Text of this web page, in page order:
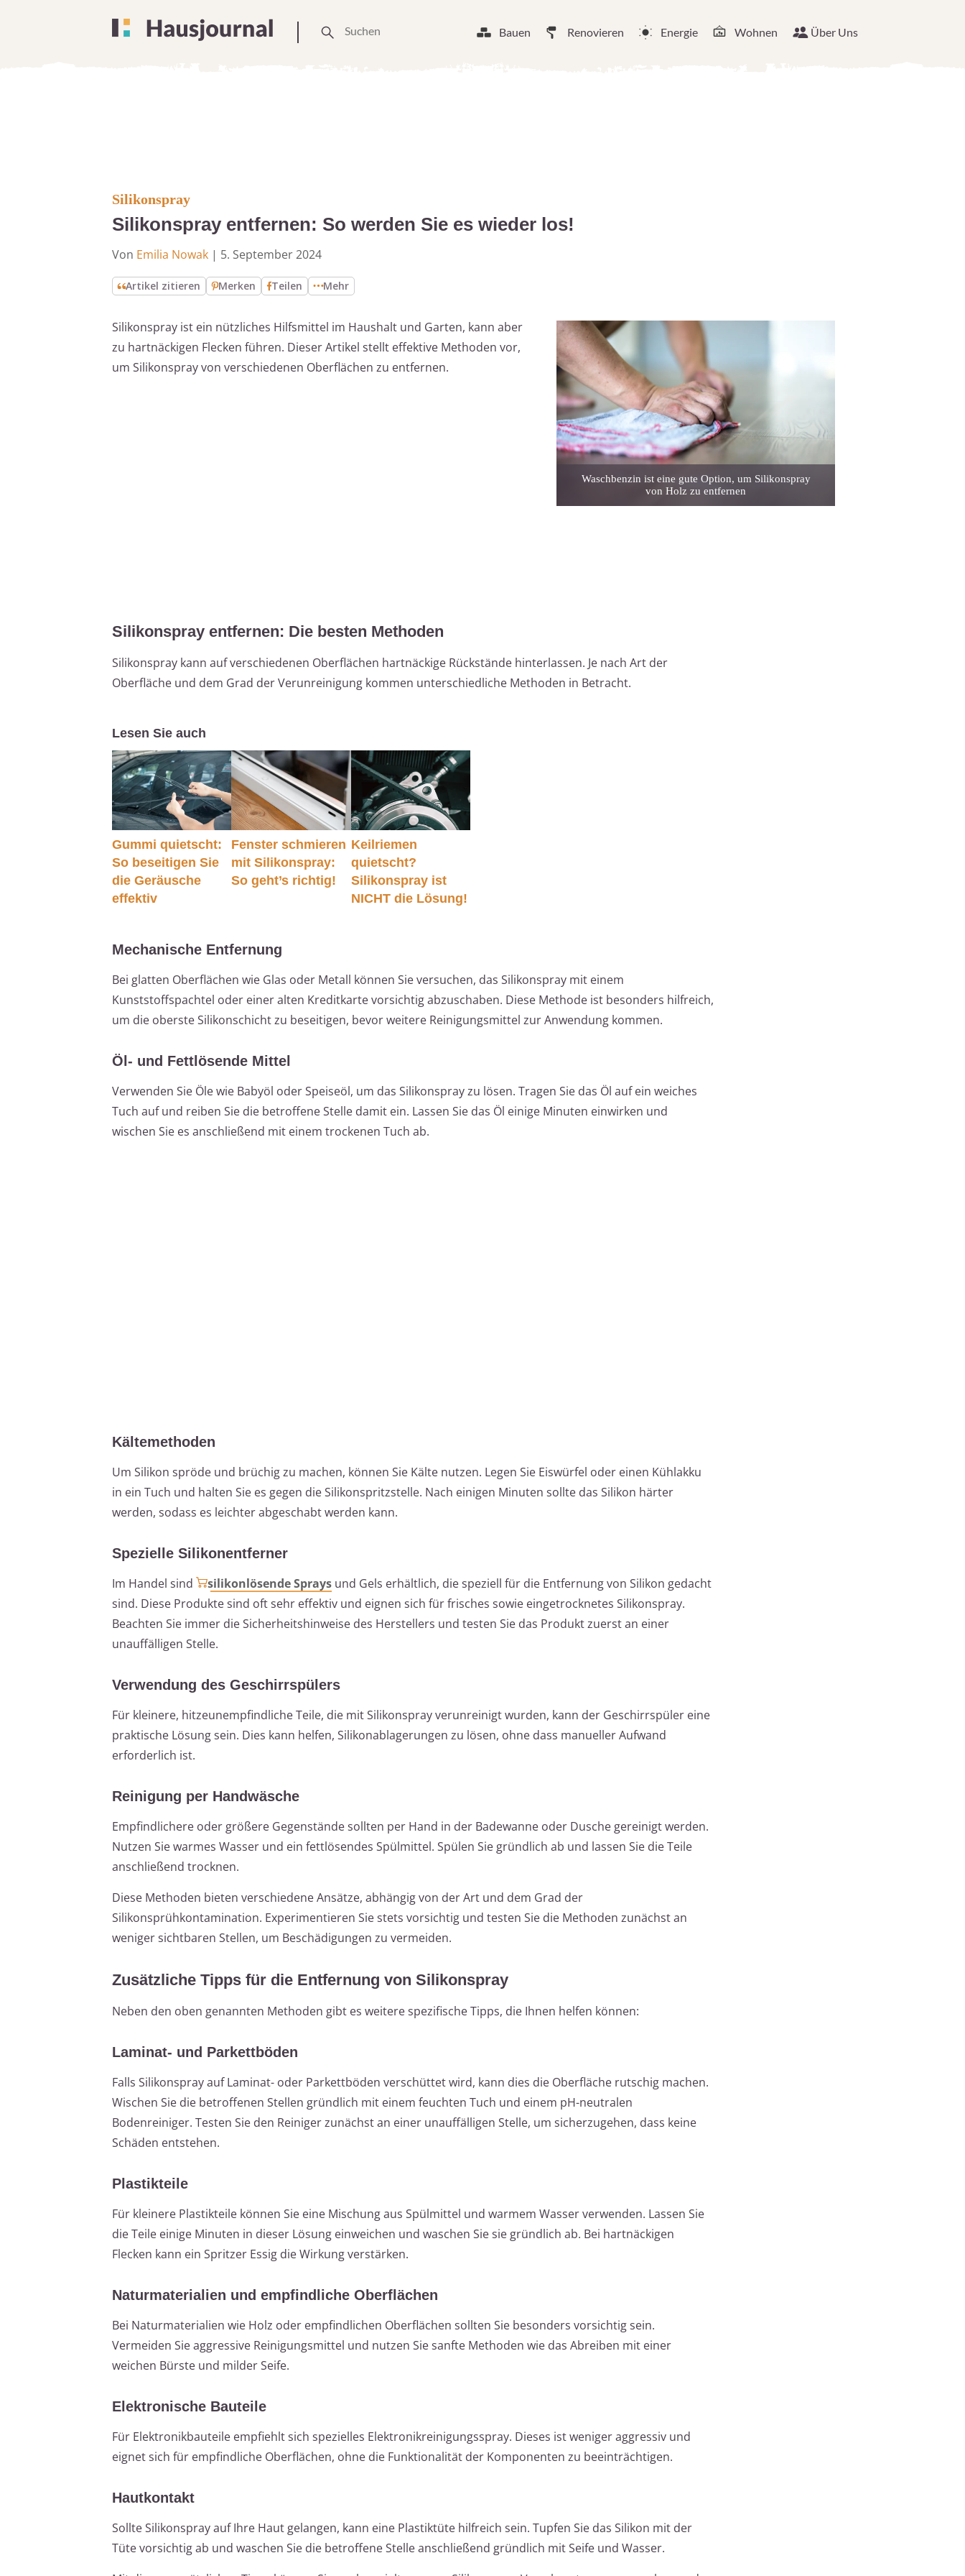
Bauen Renovieren Energie Wohnen Über Uns
Silikonspray
Silikonspray entfernen: So werden Sie es wieder los!
Von Emilia Nowak | 5. September 2024
Artikel zitieren Merken Teilen Mehr
Silikonspray ist ein nützliches Hilfsmittel im Haushalt und Garten, kann aber
zu hartnäckigen Flecken führen. Dieser Artikel stellt effektive Methoden vor,
um Silikonspray von verschiedenen Oberflächen zu entfernen.
Waschbenzin ist eine gute Option, um Silikonspray
von Holz zu entfernen
Silikonspray entfernen: Die besten Methoden
Silikonspray kann auf verschiedenen Oberflächen hartnäckige Rückstände hinterlassen. Je nach Art der
Oberfläche und dem Grad der Verunreinigung kommen unterschiedliche Methoden in Betracht.
Lesen Sie auch
Gummi quietscht:
So beseitigen Sie
die Geräusche
effektiv
Fenster schmieren
mit Silikonspray:
So geht’s richtig!
Keilriemen
quietscht?
Silikonspray ist
NICHT die Lösung!
Mechanische Entfernung
Bei glatten Oberflächen wie Glas oder Metall können Sie versuchen, das Silikonspray mit einem
Kunststoffspachtel oder einer alten Kreditkarte vorsichtig abzuschaben. Diese Methode ist besonders hilfreich,
um die oberste Silikonschicht zu beseitigen, bevor weitere Reinigungsmittel zur Anwendung kommen.
Öl- und Fettlösende Mittel
Verwenden Sie Öle wie Babyöl oder Speiseöl, um das Silikonspray zu lösen. Tragen Sie das Öl auf ein weiches
Tuch auf und reiben Sie die betroffene Stelle damit ein. Lassen Sie das Öl einige Minuten einwirken und
wischen Sie es anschließend mit einem trockenen Tuch ab.
Kältemethoden
Um Silikon spröde und brüchig zu machen, können Sie Kälte nutzen. Legen Sie Eiswürfel oder einen Kühlakku
in ein Tuch und halten Sie es gegen die Silikonspritzstelle. Nach einigen Minuten sollte das Silikon härter
werden, sodass es leichter abgeschabt werden kann.
Spezielle Silikonentferner
Im Handel sind
silikonlösende Sprays und Gels erhältlich, die speziell für die Entfernung von Silikon gedacht
sind. Diese Produkte sind oft sehr effektiv und eignen sich für frisches sowie eingetrocknetes Silikonspray.
Beachten Sie immer die Sicherheitshinweise des Herstellers und testen Sie das Produkt zuerst an einer
unauffälligen Stelle.
Verwendung des Geschirrspülers
Für kleinere, hitzeunempfindliche Teile, die mit Silikonspray verunreinigt wurden, kann der Geschirrspüler eine
praktische Lösung sein. Dies kann helfen, Silikonablagerungen zu lösen, ohne dass manueller Aufwand
erforderlich ist.
Reinigung per Handwäsche
Empfindlichere oder größere Gegenstände sollten per Hand in der Badewanne oder Dusche gereinigt werden.
Nutzen Sie warmes Wasser und ein fettlösendes Spülmittel. Spülen Sie gründlich ab und lassen Sie die Teile
anschließend trocknen.
Diese Methoden bieten verschiedene Ansätze, abhängig von der Art und dem Grad der
Silikonsprühkontamination. Experimentieren Sie stets vorsichtig und testen Sie die Methoden zunächst an
weniger sichtbaren Stellen, um Beschädigungen zu vermeiden.
Zusätzliche Tipps für die Entfernung von Silikonspray
Neben den oben genannten Methoden gibt es weitere spezifische Tipps, die Ihnen helfen können:
Laminat- und Parkettböden
Falls Silikonspray auf Laminat- oder Parkettböden verschüttet wird, kann dies die Oberfläche rutschig machen.
Wischen Sie die betroffenen Stellen gründlich mit einem feuchten Tuch und einem pH-neutralen
Bodenreiniger. Testen Sie den Reiniger zunächst an einer unauffälligen Stelle, um sicherzugehen, dass keine
Schäden entstehen.
Plastikteile
Für kleinere Plastikteile können Sie eine Mischung aus Spülmittel und warmem Wasser verwenden. Lassen Sie
die Teile einige Minuten in dieser Lösung einweichen und waschen Sie sie gründlich ab. Bei hartnäckigen
Flecken kann ein Spritzer Essig die Wirkung verstärken.
Naturmaterialien und empfindliche Oberflächen
Bei Naturmaterialien wie Holz oder empfindlichen Oberflächen sollten Sie besonders vorsichtig sein.
Vermeiden Sie aggressive Reinigungsmittel und nutzen Sie sanfte Methoden wie das Abreiben mit einer
weichen Bürste und milder Seife.
Elektronische Bauteile
Für Elektronikbauteile empfiehlt sich spezielles Elektronikreinigungsspray. Dieses ist weniger aggressiv und
eignet sich für empfindliche Oberflächen, ohne die Funktionalität der Komponenten zu beeinträchtigen.
Hautkontakt
Sollte Silikonspray auf Ihre Haut gelangen, kann eine Plastiktüte hilfreich sein. Tupfen Sie das Silikon mit der
Tüte vorsichtig ab und waschen Sie die betroffene Stelle anschließend gründlich mit Seife und Wasser.